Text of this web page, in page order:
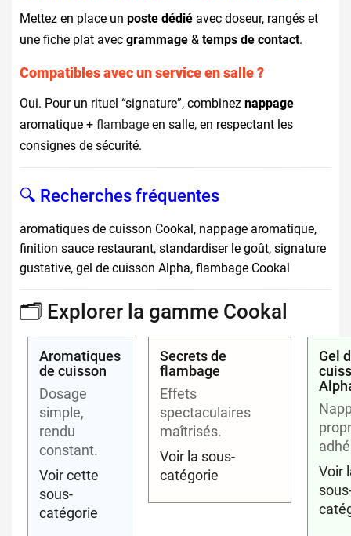
Mettez en place un poste dédié avec doseur, rangés et
une fiche plat avec grammage & temps de contact.
Compatibles avec un service en salle ?
Oui. Pour un rituel “signature”, combinez nappage
aromatique + flambage en salle, en respectant les
consignes de sécurité.
🔍 Recherches fréquentes
aromatiques de cuisson Cookal, nappage aromatique,
finition sauce restaurant, standardiser le goût, signature
gustative, gel de cuisson Alpha, flambage Cookal
🗂️ Explorer la gamme Cookal
Aromatiques
de cuisson
Dosage
simple,
rendu
constant.
Voir cette
sous-
catégorie
Secrets de
flambage
Effets
spectaculaires
maîtrisés.
Voir la sous-
catégorie
Gel
Voir